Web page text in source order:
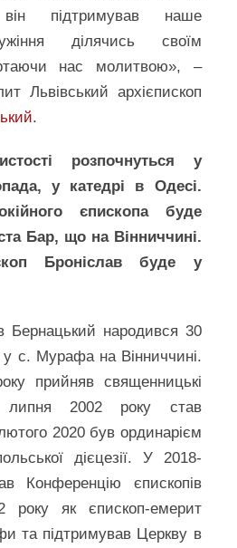
він підтримував наше
ділячись своїм
нас молитвою», –
Львівський архієпископ
.
розпочнуться у
у катедрі в Одесі.
єпископа буде
Бар, що на Вінниччині.
Броніслав буде у
Бернацький народився 30
у с. Мурафа на Вінниччині.
прийняв священницькі
2002 року став
2020 був ординарієм
дієцезії. У 2018-
Конференцію єпископів
року як єпископ-емерит
та підтримував Церкву в